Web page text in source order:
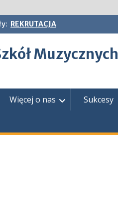
REKRUTACJA
Muzycznych
Więcej o nas Sukcesy